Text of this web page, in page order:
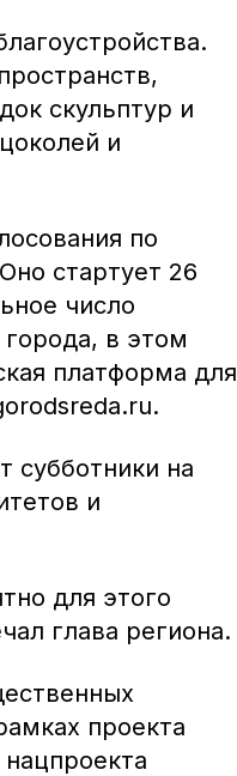
скульптур и
и
по
стартует 26
число
в этом
платформа для
субботники на
и
для этого
глава региона.
проекта